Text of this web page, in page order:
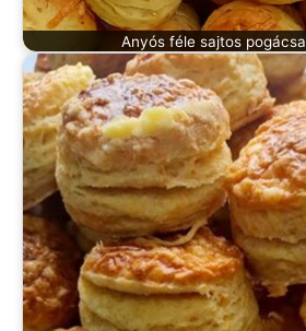
Anyós féle sajtos pogácsa